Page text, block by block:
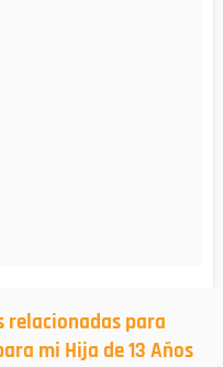
relacionadas para
mi Hija de 13 Años